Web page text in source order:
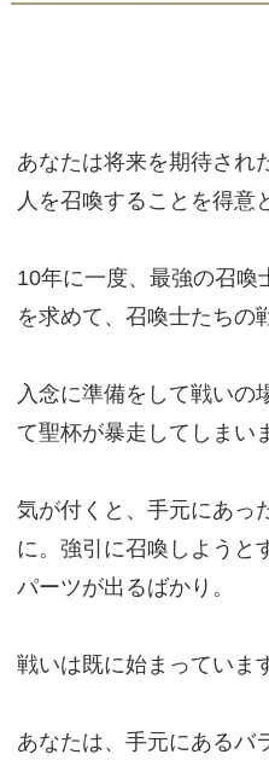
あなたは将来を期待され
人を召喚することを得意
10年に一度、最強の召喚
を求めて、召喚士たちの
入念に準備をして戦いの
て聖杯が暴走してしまい
気が付くと、手元にあっ
に。強引に召喚しようと
パーツが出るばかり。
戦いは既に始まっていま
あなたは、手元にあるバ